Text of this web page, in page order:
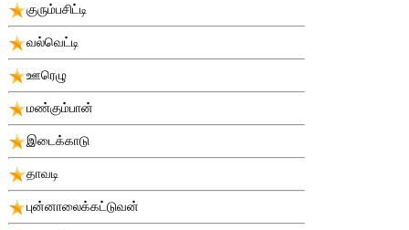
குரும்பசிட்டி
வல்வெட்டி
ஊரெழு
மண்கும்பான்
இடைக்காடு
தாவடி
புன்னாலைக்கட்டுவன்